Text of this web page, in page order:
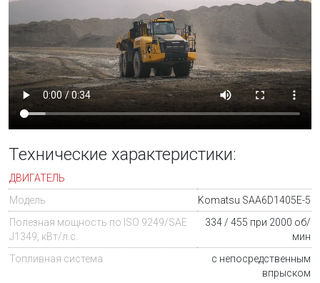
Технические характеристики:
ДВИГАТЕЛЬ
Модель
Komatsu SAA6D1405E-5
Полезная мощность по ISO 9249/SAE
J1349, кВт/л.с.
334 / 455 при 2000 об/
мин
Топливная система
с непосредственным
впрыском